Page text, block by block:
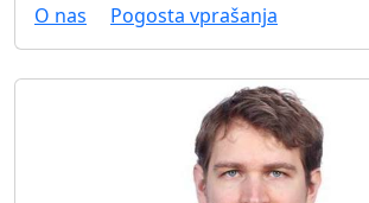
O nas
Pogosta vprašanja